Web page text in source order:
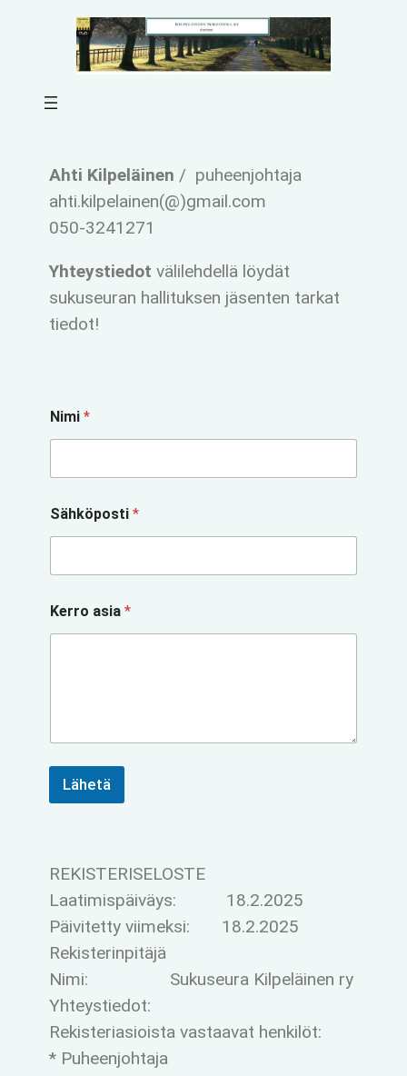
Ahti Kilpeläinen / puheenjohtaja
ahti.kilpelainen(@)gmail.com
050-3241271
Yhteystiedot välilehdellä löydät
sukuseuran hallituksen jäsenten tarkat
tiedot!
s
i
*
Nimi *
Sähköposti *
Kerro asia *
Lähetä
REKISTERISELOSTE
Laatimispäiväys: 18.2.2025
Päivitetty viimeksi: 18.2.2025
Rekisterinpitäjä
Nimi: Sukuseura Kilpeläinen ry
Yhteystiedot:
Rekisteriasioista vastaavat henkilöt:
* Puheenjohtaja